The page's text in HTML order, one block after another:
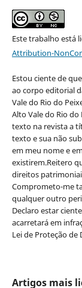
Este trabalho está
Attribution-
Estou ciente de
ao corpo editorial
Vale do Rio do
Alto Vale do Rio
texto na revista a
texto e sua não
em meu nome e
existirem.Reitero
direitos
Comprometo-me
qualquer outro
Declaro estar
acarretará em
Lei de Proteção de
Artigos mais